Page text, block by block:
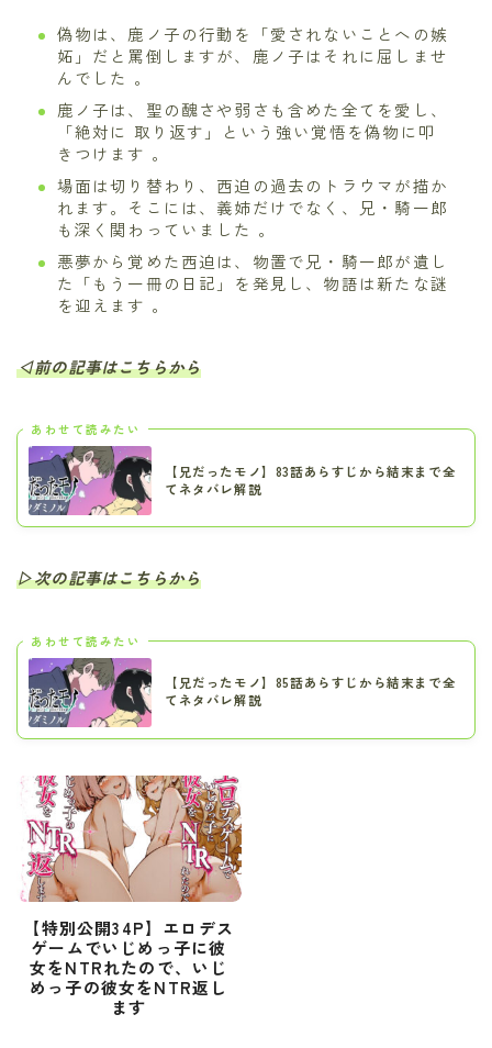
偽物は、鹿ノ子の行動を「愛されないことへの嫉
妬」だと罵倒しますが、鹿ノ子はそれに屈しませ
んでした 。
鹿ノ子は、聖の醜さや弱さも含めた全てを愛し、
「絶対に 取り返す」という強い覚悟を偽物に叩
きつけます 。
場面は切り替わり、西迫の過去のトラウマが描か
れます。そこには、義姉だけでなく、兄・騎一郎
も深く関わっていました 。
悪夢から覚めた西迫は、物置で兄・騎一郎が遺し
た「もう一冊の日記」を発見し、物語は新たな謎
を迎えます 。
◁前の記事はこちらから
あわせて読みたい
【兄だったモノ】83話あらすじから結末まで全
てネタバレ解説
▷次の記事はこちらから
あわせて読みたい
【兄だったモノ】85話あらすじから結末まで全
てネタバレ解説
【特別公開34P】エロデス
ゲームでいじめっ子に彼
女をNTRれたので、いじ
めっ子の彼女をNTR返し
ます